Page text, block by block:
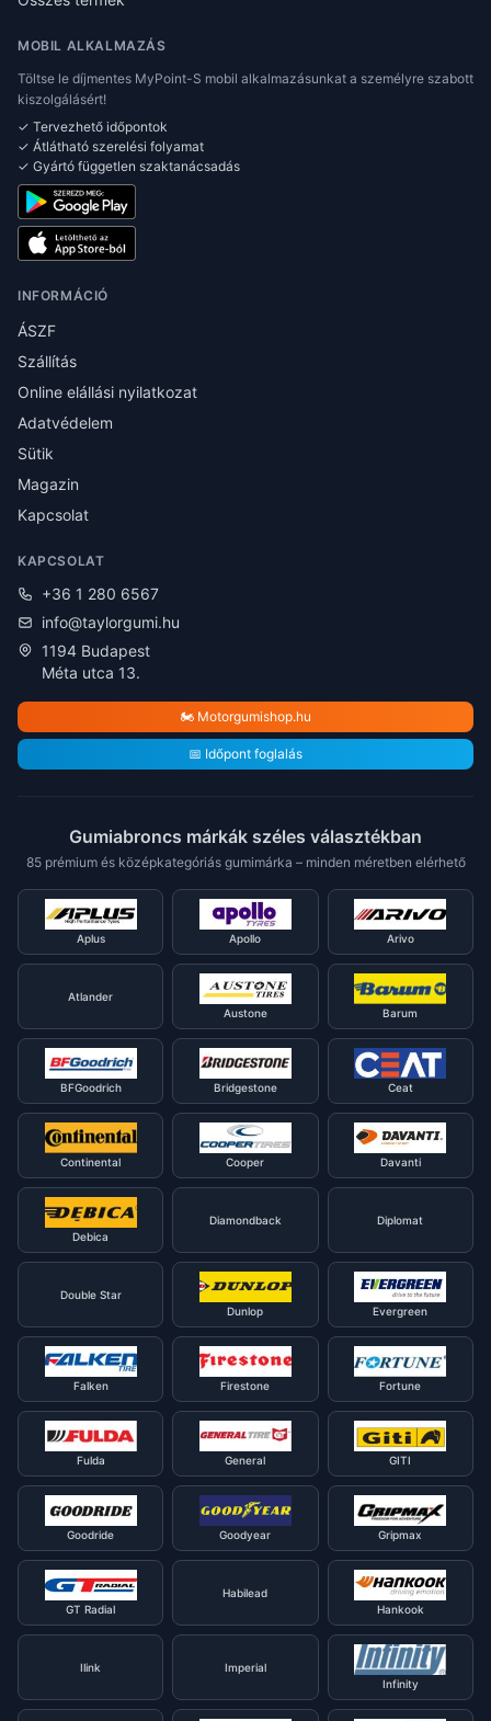
MOBIL ALKALMAZÁS
Töltse le díjmentes MyPoint-S mobil alkalmazásunkat a személyre szabott
kiszolgálásért!
✓ Tervezhető időpontok
✓ Átlátható szerelési folyamat
✓ Gyártó független szaktanácsadás
INFORMÁCIÓ
ÁSZF
Szállítás
Online elállási nyilatkozat
Adatvédelem
Sütik
Magazin
Kapcsolat
KAPCSOLAT
+36 1 280 6567
info@taylorgumi.hu
1194 Budapest
Méta utca 13.
🏍️ Motorgumishop.hu
📅 Időpont foglalás
Gumiabroncs márkák széles választékban
85 prémium és középkategóriás gumimárka – minden méretben elérhető
Aplus Apollo Arivo
Atlander
Austone
Barum
BFGoodrich Bridgestone Ceat
Continental Cooper Davanti
Debica
Diamondback Diplomat
Double Star
Dunlop
Evergreen
Falken Firestone Fortune
Fulda General GITI
Goodride Goodyear Gripmax
GT Radial
Habilead
Hankook
Ilink
Imperial
Infinity